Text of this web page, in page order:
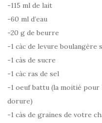
-115 ml de lait
-60 ml d’eau
-20 g de beurre
-1 càc de levure boulangère
-1 càs de sucre
-1 càc ras de sel
-1 oeuf battu (la moitié
dorure)
-1 càs de graines de votre